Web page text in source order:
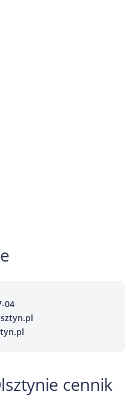
04
cennik